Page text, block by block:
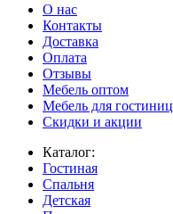
О нас
Контакты
Доставка
Оплата
Отзывы
Мебель оптом
Мебель для гостиниц
Скидки и акции
Каталог:
Гостиная
Спальня
Детская